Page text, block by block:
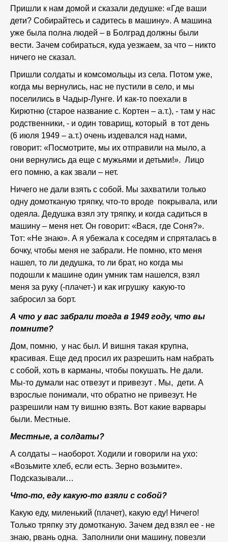
Пришли к нам домой и сказали дедушке: «Где ваши
дети? Собирайтесь и садитесь в машину». А машина
уже была полна людей – в Болград должны были
вести. Зачем собираться, куда уезжаем, за что – никто
ничего не сказал.
Пришли солдаты и комсомольцы из села. Потом уже,
когда мы вернулись, нас не пустили в село, и мы
поселились в Чадыр-Лунге. И как-то поехали в
Кирютню (старое название с. Кортен – а.т.), - там у нас
родственники, - и один товарищ, который в тот день
(6 июля 1949 – а.т.) очень издевался над нами,
говорит: «Посмотрите, мы их отправили на мыло, а
они вернулись да еще с мужьями и детьми!». Лицо
его помню, а как звали – нет.
Ничего не дали взять с собой. Мы захватили только
одну домотканую тряпку, что-то вроде покрывала, или
одеяла. Дедушка взял эту тряпку, и когда садиться в
машину – меня нет. Он говорит: «Вася, где Соня?».
Тот: «Не знаю». А я убежала к соседям и спряталась в
бочку, чтобы меня не забрали. Не помню, кто меня
нашел, то ли дедушка, то ли брат, но когда мы
подошли к машине один умник там нашелся, взял
меня за руку (-плачет-) и как игрушку какую-то
забросил за борт.
А что у вас забрали тогда в 1949 году, что вы
помните?
Дом, помню, у нас был. И вишня такая крупна,
красивая. Еще дед просил их разрешить нам набрать
с собой, хоть в карманы, чтобы покушать. Не дали.
Мы-то думали нас отвезут и привезут . Мы, дети. А
взрослые понимали, что обратно не привезут. Не
разрешили нам ту вишню взять. Вот какие варвары
были. Местные.
Местные, а солдаты?
А солдаты – наоборот. Ходили и говорили на ухо:
«Возьмите хлеб, если есть. Зерно возьмите».
Подсказывали…
Что-то, еду какую-то взяли с собой?
Какую еду, миленький (плачет), какую еду! Ничего!
Только тряпку эту домотканую. Зачем дед взял ее - не
знаю, рвань одна. Заполнили они машину, повезли